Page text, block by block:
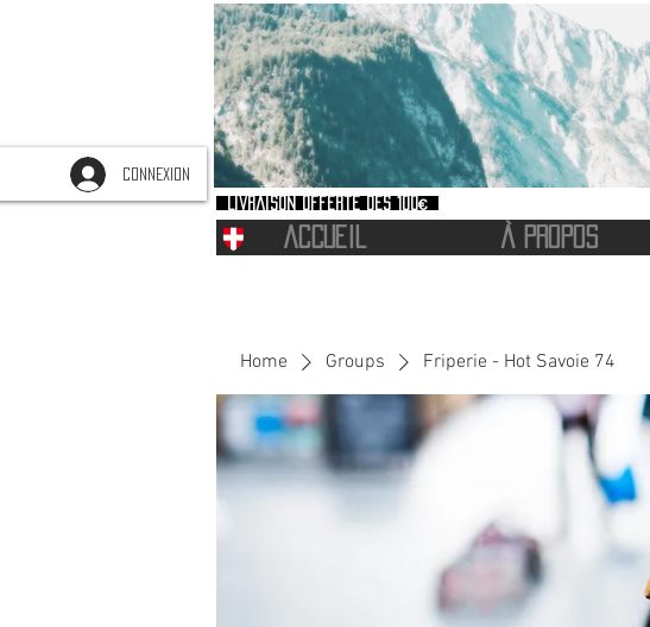
CONNEXION
Livraison offerte dès 100€
ACCUEIL À PROPOS
Home Groups Friperie - Hot Savoie 74